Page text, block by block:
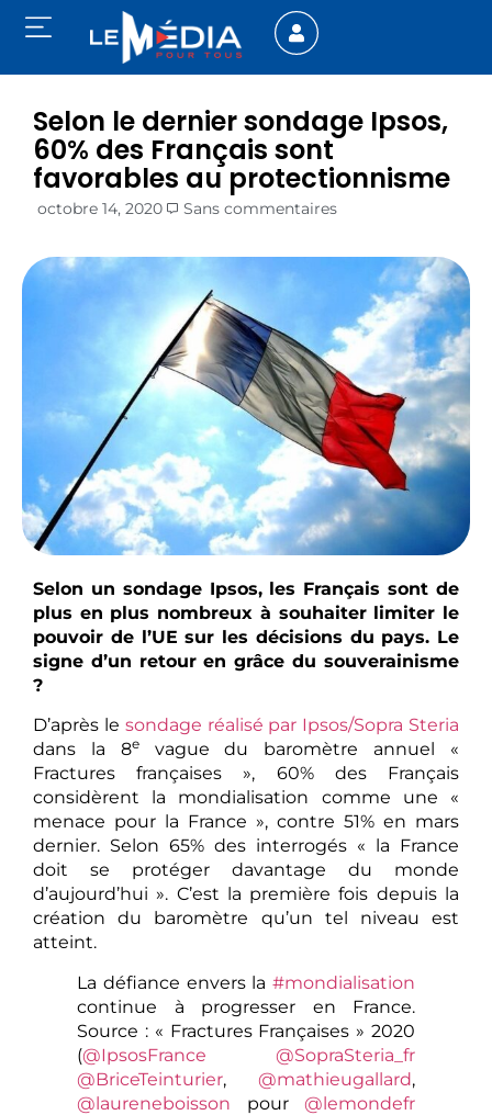
Selon le dernier sondage Ipsos,
60% des Français sont
favorables au protectionnisme
octobre 14, 2020 Sans commentaires
Selon un sondage Ipsos, les Français sont de
plus en plus nombreux à souhaiter limiter le
pouvoir de l’UE sur les décisions du pays. Le
signe d’un retour en grâce du souverainisme
?
D’après le sondage réalisé par Ipsos/Sopra Steria
dans la 8evague du baromètre annuel «
Fractures françaises », 60% des Français
considèrent la mondialisation comme une «
menace pour la France », contre 51% en mars
dernier. Selon 65% des interrogés « la France
doit se protéger davantage du monde
d’aujourd’hui ». C’est la première fois depuis la
création du baromètre qu’un tel niveau est
atteint.
La défiance envers la #mondialisation
continue à progresser en France.
Source : « Fractures Françaises » 2020
(@IpsosFrance
@SopraSteria_fr
@BriceTeinturier, @mathieugallard,
@laureneboisson pour @lemondefr